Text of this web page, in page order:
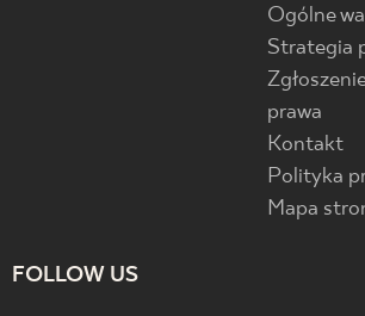
Ogólne
Strategia
prawa
Kontakt
Polityka
Mapa
FOLLOW US